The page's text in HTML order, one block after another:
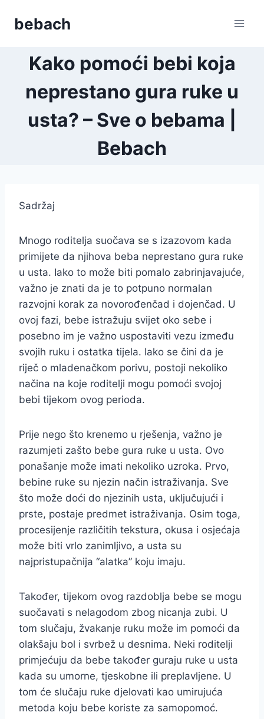
bebach
Kako pomoći bebi koja
neprestano gura ruke u
usta? – Sve o bebama |
Bebach
Sadržaj
Mnogo roditelja suočava se s izazovom kada
primijete da njihova beba neprestano gura ruke
u usta. Iako to može biti pomalo zabrinjavajuće,
važno je znati da je to potpuno normalan
razvojni korak za novorođenčad i dojenčad. U
ovoj fazi, bebe istražuju svijet oko sebe i
posebno im je važno uspostaviti vezu između
svojih ruku i ostatka tijela. Iako se čini da je
riječ o mladenačkom porivu, postoji nekoliko
načina na koje roditelji mogu pomoći svojoj
bebi tijekom ovog perioda.
Prije nego što krenemo u rješenja, važno je
razumjeti zašto bebe gura ruke u usta. Ovo
ponašanje može imati nekoliko uzroka. Prvo,
bebine ruke su njezin način istraživanja. Sve
što može doći do njezinih usta, uključujući i
prste, postaje predmet istraživanja. Osim toga,
procesijenje različitih tekstura, okusa i osjećaja
može biti vrlo zanimljivo, a usta su
najpristupačnija “alatka” koju imaju.
Također, tijekom ovog razdoblja bebe se mogu
suočavati s nelagodom zbog nicanja zubi. U
tom slučaju, žvakanje ruku može im pomoći da
olakšaju bol i svrbež u desnima. Neki roditelji
primjećuju da bebe također guraju ruke u usta
kada su umorne, tjeskobne ili preplavljene. U
tom će slučaju ruke djelovati kao umirujuća
metoda koju bebe koriste za samopomoć.